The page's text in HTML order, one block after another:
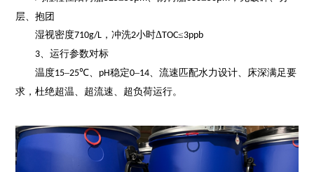
层、抱团
湿视密度710g/L，冲洗2小时ΔTOC≤3ppb
3、 运行参数对标
温度15–25℃、 pH稳定0–14、流速匹配水力设计、床深满足要
求，杜绝超温、超流速、超负荷运行。